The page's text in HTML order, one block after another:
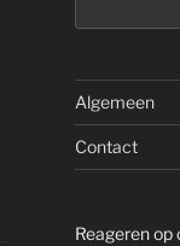
Algemeen
Contact
Reageren op